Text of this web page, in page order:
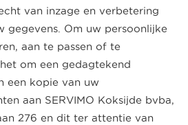
van inzage en verbetering
gegevens. Om uw persoonlijke
aan te passen of te
om een gedagtekend
een kopie van uw
aan SERVIMO Koksijde bvba,
276 en dit ter attentie van